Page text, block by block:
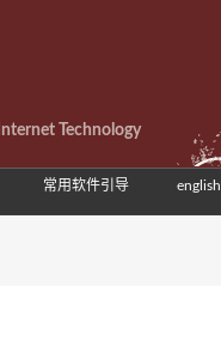
Technology
常用软件引导 english